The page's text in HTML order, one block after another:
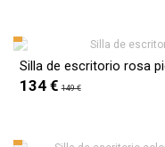
Silla de escritorio rosa
134 € 149 €